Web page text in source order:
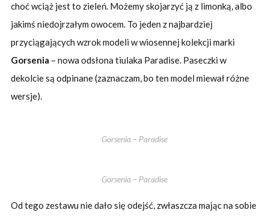
choć wciąż jest to zieleń. Możemy skojarzyć ją z limonką, albo
jakimś niedojrzałym owocem. To jeden z najbardziej
przyciągających wzrok modeli w wiosennej kolekcji marki
Gorsenia – nowa odsłona tiulaka Paradise. Paseczki w
dekolcie są odpinane (zaznaczam, bo ten model miewał różne
wersje).
Gorsenia – Paradise
Gorsenia – Paradise
Od tego zestawu nie dało się odejść, zwłaszcza mając na sobie